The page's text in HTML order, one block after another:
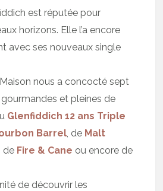
est réputée pour
horizons. Elle l’a encore
avec ses nouveaux single
Maison nous a concocté sept
et pleines de
Glenfiddich 12 ans Triple
Barrel, de Malt
de Fire & Cane ou encore de
de découvrir les